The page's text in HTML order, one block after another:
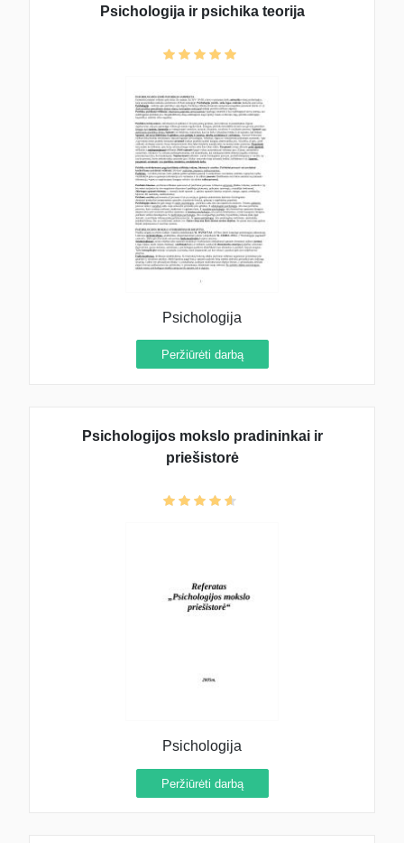
Psichologija ir psichika teorija
Psichologija
Peržiūrėti darbą
Psichologijos mokslo pradininkai ir
priešistorė
Psichologija
Peržiūrėti darbą